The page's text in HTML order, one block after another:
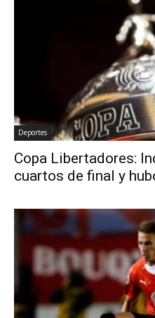
Deportes
Copa Libertadores:
cuartos de final y